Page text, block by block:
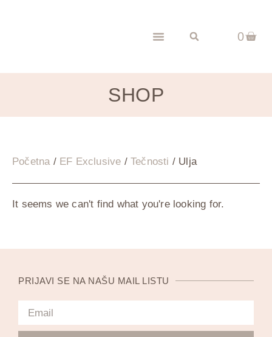
0
SHOP
Početna/ EF Exclusive /Tečnosti / Ulja
It seems we can't find what you're looking for.
PRIJAVI SE NA NAŠU MAIL LISTU